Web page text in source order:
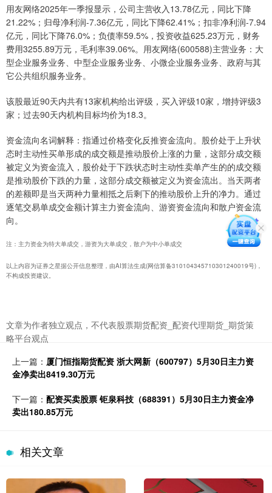
用友网络2025年一季报显示，公司主营收入13.78亿元，同比下降
21.22%；归母净利润-7.36亿元，同比下降62.41%；扣非净利润-7.94
亿元，同比下降76.0%；负债率59.5%，投资收益625.23万元，财务
费用3255.89万元，毛利率39.06%。用友网络(600588)主营业务：大
型企业服务业务、中型企业服务业务、小微企业服务业务、政府与其
它公共组织服务业务。
该股最近90天内共有13家机构给出评级，买入评级10家，增持评级3
家；过去90天内机构目标均价为18.3。
资金流向名词解释：指通过价格变化反推资金流向。股价处于上升状
态时主动性买单形成的成交额是推动股价上涨的力量，这部分成交额
被定义为资金流入，股价处于下跌状态时主动性卖单产生的的成交额
是推动股价下跌的力量，这部分成交额被定义为资金流出。当天两者
的差额即是当天两种力量相抵之后剩下的推动股价上升的净力。通过
逐笔交易单成交金额计算主力资金流向、游资资金流向和散户资金流
向。
注：主力资金为特大单成交，游资为大单成交，散户为中小单成交
以上内容为证券之星据公开信息整理，由AI算法生成(网信算备310104345710301240019号)，
不构成投资建议。
文章为作者独立观点，不代表股票期货配资_配资代理期货_期货策
略平台观点
上一篇： 厦门恒指期货配资 浙大网新（600797）5月30日主力资
金净卖出8419.30万元
下一篇： 配资买卖股票 钜泉科技（688391）5月30日主力资金净
卖出180.85万元
相关文章